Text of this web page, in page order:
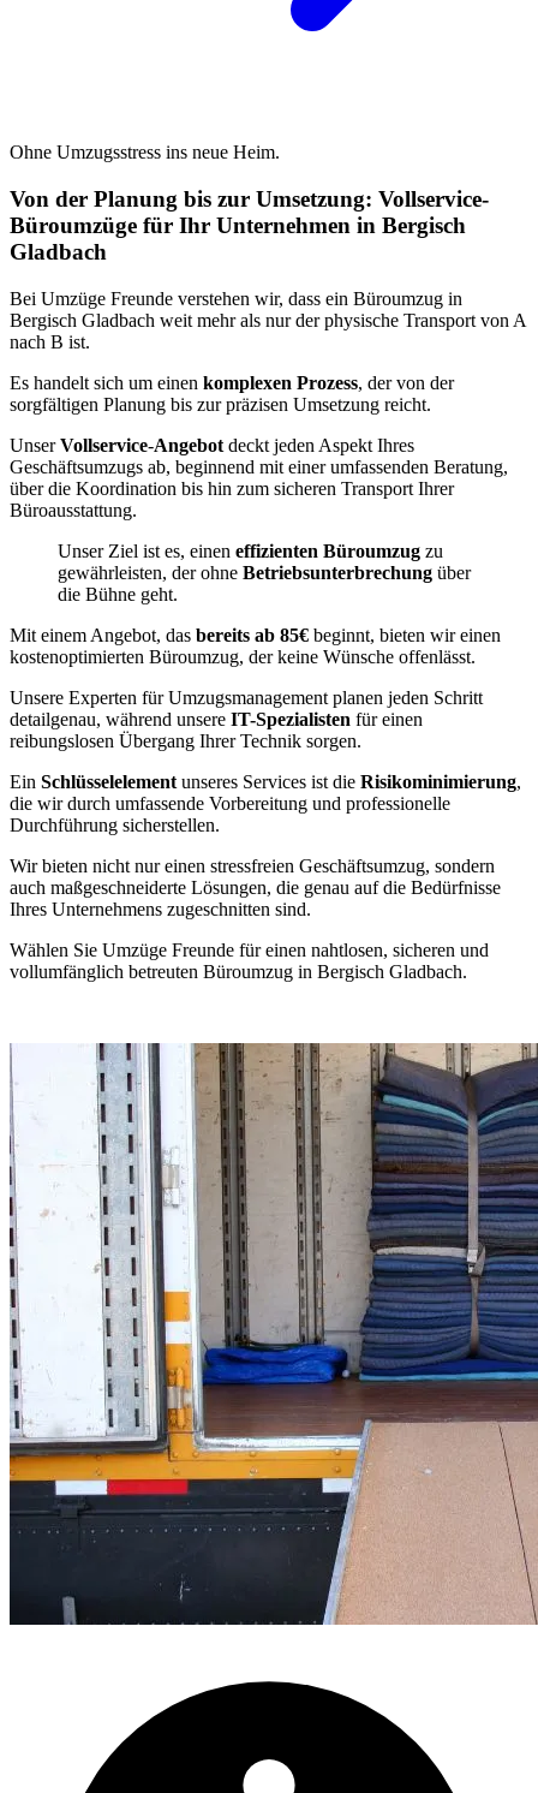
Ohne Umzugsstress ins neue Heim.
Von der Planung bis zur Umsetzung: Vollservice-
Büroumzüge für Ihr Unternehmen in Bergisch
Gladbach
Bei Umzüge Freunde verstehen wir, dass ein Büroumzug in
Bergisch Gladbach weit mehr als nur der physische Transport von A
nach B ist.
Es handelt sich um einen komplexen Prozess, der von der
sorgfältigen Planung bis zur präzisen Umsetzung reicht.
UnserVollservice-Angebot deckt jeden Aspekt Ihres
Geschäftsumzugs ab, beginnend mit einer umfassenden Beratung,
über die Koordination bis hin zum sicheren Transport Ihrer
Büroausstattung.
Unser Ziel ist es, einen effizienten Büroumzug zu
gewährleisten, der ohne Betriebsunterbrechung über
die Bühne geht.
Mit einem Angebot, das bereits ab 85€ beginnt, bieten wir einen
kostenoptimierten Büroumzug, der keine Wünsche offenlässt.
Unsere Experten für Umzugsmanagement planen jeden Schritt
detailgenau, während unsere IT-Spezialisten für einen
reibungslosen Übergang Ihrer Technik sorgen.
Ein Schlüsselelement unseres Services ist die Risikominimierung,
die wir durch umfassende Vorbereitung und professionelle
Durchführung sicherstellen.
Wir bieten nicht nur einen stressfreien Geschäftsumzug, sondern
auch maßgeschneiderte Lösungen, die genau auf die Bedürfnisse
Ihres Unternehmens zugeschnitten sind.
Wählen Sie Umzüge Freunde für einen nahtlosen, sicheren und
vollumfänglich betreuten Büroumzug in Bergisch Gladbach.